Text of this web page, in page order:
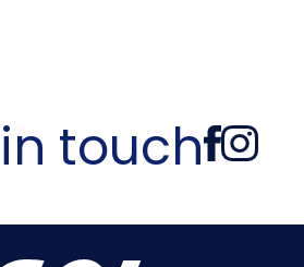
touch